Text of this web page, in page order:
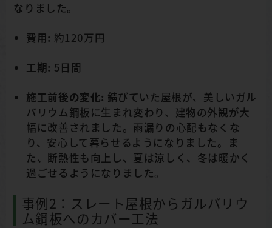
なりました。
費用: 約120万円
工期: 5日間
施工前後の変化: 錆びていた屋根が、美しいガル
バリウム鋼板に生まれ変わり、建物の外観が大
幅に改善されました。雨漏りの心配もなくな
り、安心して暮らせるようになりました。ま
た、断熱性も向上し、夏は涼しく、冬は暖かく
過ごせるようになりました。
事例2：スレート屋根からガルバリウ
ム鋼板へのカバー工法